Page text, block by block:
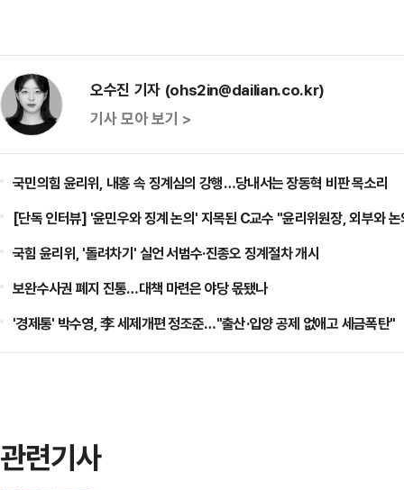
오수진 기자 (ohs2in@dailian.co.kr)
기사 모아 보기 >
국민의힘 윤리위, 내홍 속 징계심의 강행…당내서는 장동혁 비판 목소리
[단독 인터뷰] '윤민우와 징계 논의' 지목된 C교수 "윤리위원장, 외부와
국힘 윤리위, '돌려차기' 실언 서범수·진종오 징계절차 개시
보완수사권 폐지 진통…대책 마련은 야당 몫됐나
'경제통' 박수영, 李 세제개편 정조준…"출산·입양 공제 없애고 세금폭탄"
관련기사